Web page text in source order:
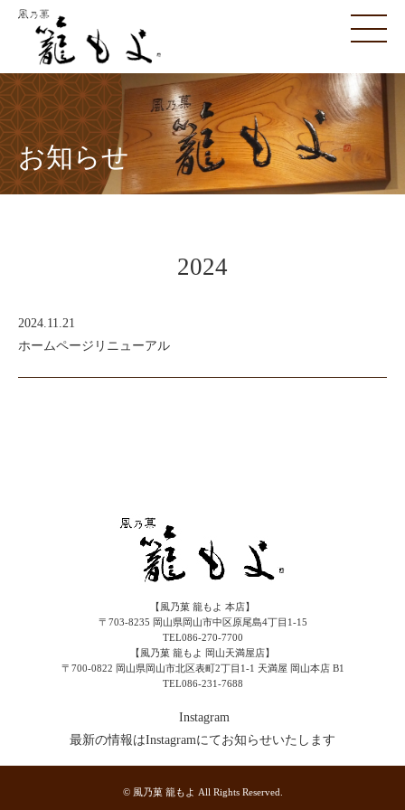
お知らせ
2024
2024.11.21
ホームページリニューアル
【風乃菓 籠もよ 本店】
〒703-8235 岡山県岡山市中区原尾島4丁目1-15
TEL086-270-7700
【風乃菓 籠もよ 岡山天満屋店】
〒700-0822 岡山県岡山市北区表町2丁目1-1 天満屋 岡山本店 B1
TEL086-231-7688
Instagram
最新の情報はInstagramにてお知らせいたします
© 風乃菓 籠もよ All Rights Reserved.